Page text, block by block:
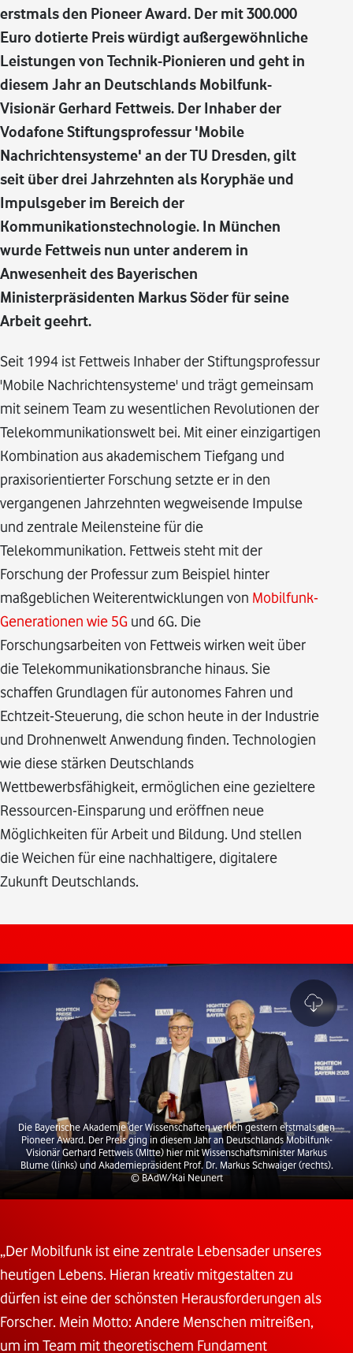
erstmals den Pioneer Award. Der mit 300.000
Euro dotierte Preis würdigt außergewöhnliche
Leistungen von Technik-Pionieren und geht in
diesem Jahr an Deutschlands Mobilfunk-
Visionär Gerhard Fettweis. Der Inhaber der
Vodafone Stiftungsprofessur 'Mobile
Nachrichtensysteme' an der TU Dresden, gilt
seit über drei Jahrzehnten als Koryphäe und
Impulsgeber im Bereich der
Kommunikationstechnologie. In München
wurde Fettweis nun unter anderem in
Anwesenheit des Bayerischen
Ministerpräsidenten Markus Söder für seine
Arbeit geehrt.
Seit 1994 ist Fettweis Inhaber der Stiftungsprofessur
'Mobile Nachrichtensysteme' und trägt gemeinsam
mit seinem Team zu wesentlichen Revolutionen der
Telekommunikationswelt bei. Mit einer einzigartigen
Kombination aus akademischem Tiefgang und
praxisorientierter Forschung setzte er in den
vergangenen Jahrzehnten wegweisende Impulse
und zentrale Meilensteine für die
Telekommunikation. Fettweis steht mit der
Forschung der Professur zum Beispiel hinter
maßgeblichen Weiterentwicklungen von Mobilfunk-
Generationen wie 5G und 6G. Die
Forschungsarbeiten von Fettweis wirken weit über
die Telekommunikationsbranche hinaus. Sie
schaffen Grundlagen für autonomes Fahren und
Echtzeit-Steuerung, die schon heute in der Industrie
und Drohnenwelt Anwendung finden. Technologien
wie diese stärken Deutschlands
Wettbewerbsfähigkeit, ermöglichen eine gezieltere
Ressourcen-Einsparung und eröffnen neue
Möglichkeiten für Arbeit und Bildung. Und stellen
die Weichen für eine nachhaltigere, digitalere
Zukunft Deutschlands.
Die Bayerische Akademie der Wissenschaften verlieh gestern erstmals den
Pioneer Award. Der Preis ging in diesem Jahr an Deutschlands Mobilfunk-
Visionär Gerhard Fettweis (MItte) hier mit Wissenschaftsminister Markus
Blume (links) und Akademiepräsident Prof. Dr. Markus Schwaiger (rechts).
© BAdW/Kai Neunert
„Der Mobilfunk ist eine zentrale Lebensader unseres
heutigen Lebens. Hieran kreativ mitgestalten zu
dürfen ist eine der schönsten Herausforderungen als
Forscher. Mein Motto: Andere Menschen mitreißen,
um im Team mit theoretischem Fundament